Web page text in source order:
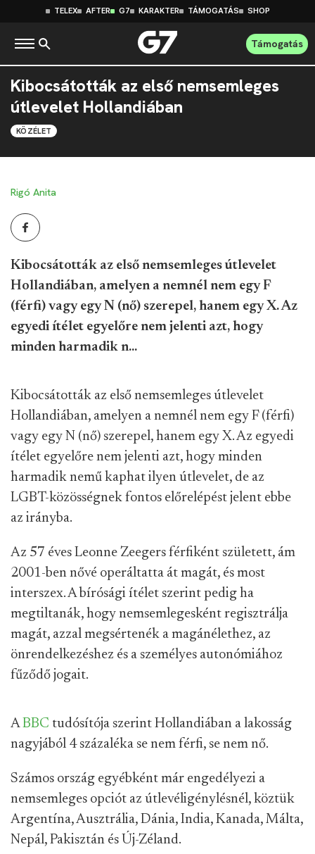
TELEX AFTER G7 KARAKTER TÁMOGATÁS SHOP
Támogatás
Kibocsátották az első nemsemleges
útlevelet Hollandiában
KÖZÉLET
Rigó Anita
Kibocsátották az első nemsemleges útlevelet
Hollandiában, amelyen a nemnél nem egy F
(férfi) vagy egy N (nő) szerepel, hanem egy X. Az
egyedi ítélet egyelőre nem jelenti azt, hogy
minden harmadik n...
Kibocsátották az első nemsemleges útlevelet
Hollandiában, amelyen a nemnél nem egy F (férfi)
vagy egy N (nő) szerepel, hanem egy X. Az egyedi
ítélet egyelőre nem jelenti azt, hogy minden
harmadik nemű kaphat ilyen útlevelet, de az
LGBT-közösségnek fontos előrelépést jelent ebbe
az irányba.
Az 57 éves Leonne Zeegers férfiként született, ám
2001-ben nővé operáltatta át magát, és most
interszex. A bírósági ítélet szerint pedig ha
megtiltanák, hogy nemsemlegesként regisztrálja
magát, azzal megsértenék a magánélethez, az
önrendelkezéshez és a személyes autonómiához
fűződő jogait.
ABBC tudósítója szerint Hollandiában a lakosság
nagyjából 4 százaléka se nem férfi, se nem nő.
Számos ország egyébként már engedélyezi a
nemsemleges opciót az útlevéligénylésnél, köztük
Argentína, Ausztrália, Dánia, India, Kanada, Málta,
Nepál, Pakisztán és Új-Zéland.